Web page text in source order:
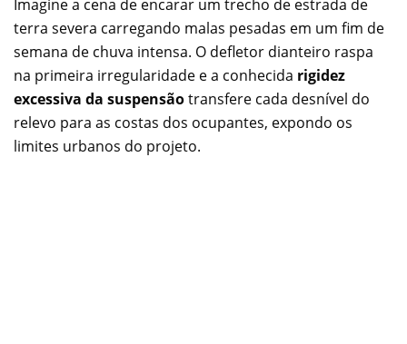
Imagine a cena de encarar um trecho de estrada de
terra severa carregando malas pesadas em um fim de
semana de chuva intensa. O defletor dianteiro raspa
na primeira irregularidade e a conhecida rigidez
excessiva da suspensãotransfere cada desnível do
relevo para as costas dos ocupantes, expondo os
limites urbanos do projeto.